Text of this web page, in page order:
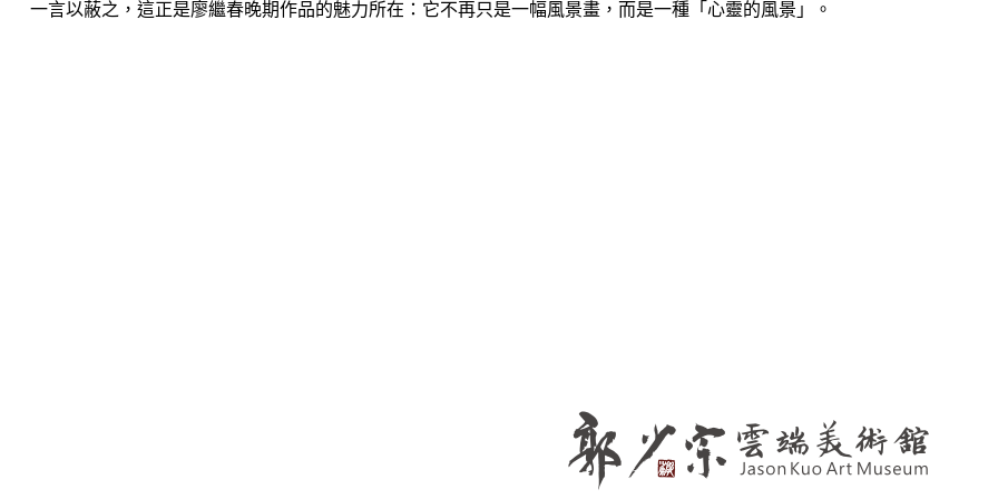
一言以蔽之，這正是廖繼春晚期作品的魅力所在：它不再只是一幅風景畫，而是一種「心靈的風景」。